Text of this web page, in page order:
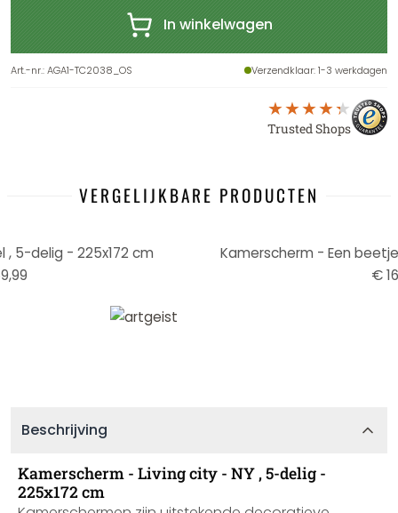
In winkelwagen
Art.-nr.:AGA1-TC2038_OS Verzendklaar: 1-3 werkdagen
Trusted Shops
VERGELIJKBARE PRODUCTEN
5-delig - 225x172 cm
Kamerscherm - Een
€
Beschrijving
Kamerscherm - Living city - NY , 5-delig -
225x172 cm